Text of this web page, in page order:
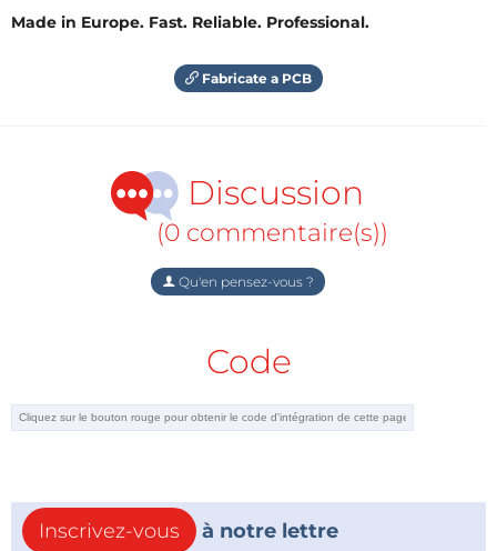
Made in Europe. Fast. Reliable. Professional.
Fabricate a PCB
Discussion
(0 commentaire(s))
Qu'en pensez-vous ?
Code
Inscrivez-vous
à notre lettre